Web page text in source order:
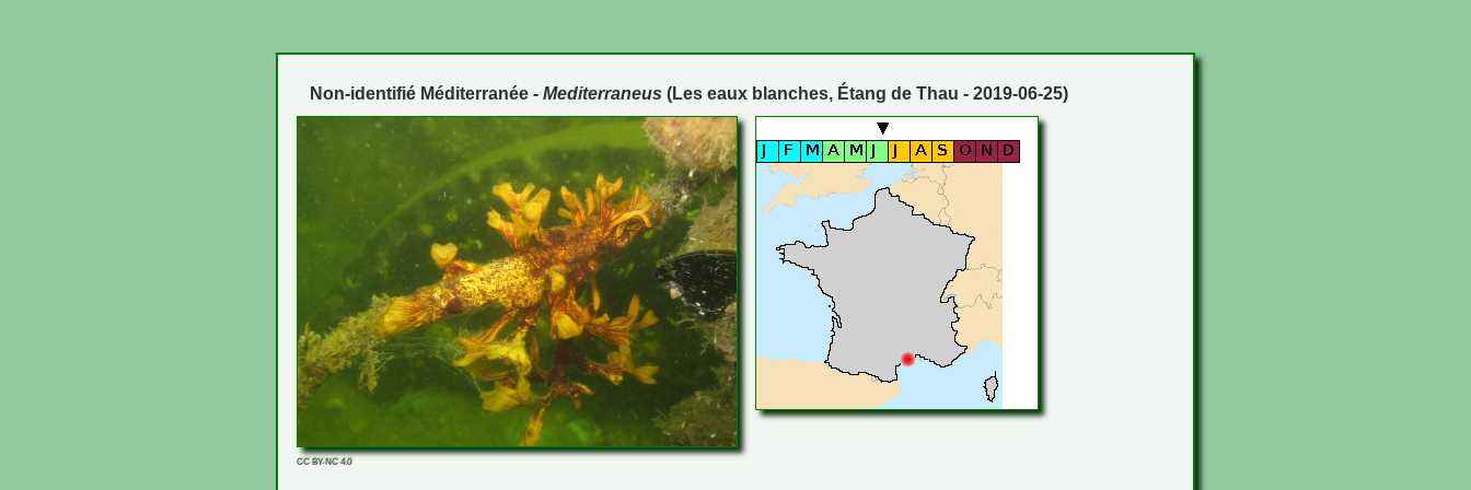
Non-identifié Méditerranée -Mediterraneus (Les eaux blanches, Étang de Thau - 2019-06-25)
CC BY-NC 4.0